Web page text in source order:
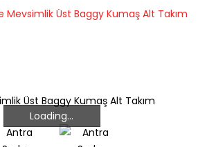
Mevsimlik Üst Baggy Kumaş Alt Takım
Loading...
Loading...